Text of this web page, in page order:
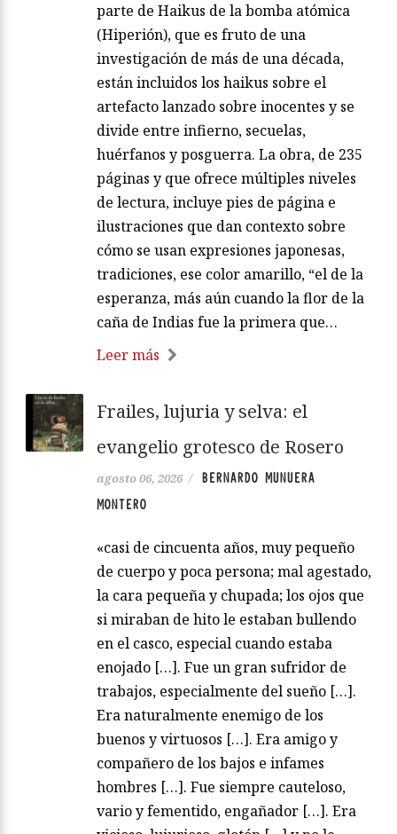
parte de Haikus de la bomba atómica
(Hiperión), que es fruto de una
investigación de más de una década,
están incluidos los haikus sobre el
artefacto lanzado sobre inocentes y se
divide entre infierno, secuelas,
huérfanos y posguerra. La obra, de 235
páginas y que ofrece múltiples niveles
de lectura, incluye pies de página e
ilustraciones que dan contexto sobre
cómo se usan expresiones japonesas,
tradiciones, ese color amarillo, “el de la
esperanza, más aún cuando la flor de la
caña de Indias fue la primera que…
Leer más
Frailes, lujuria y selva: el
evangelio grotesco de Rosero
agosto 06, 2026 /
BERNARDO MUNUERA
MONTERO
«casi de cincuenta años, muy pequeño
de cuerpo y poca persona; mal agestado,
la cara pequeña y chupada; los ojos que
si miraban de hito le estaban bullendo
en el casco, especial cuando estaba
enojado […]. Fue un gran sufridor de
trabajos, especialmente del sueño […].
Era naturalmente enemigo de los
buenos y virtuosos […]. Era amigo y
compañero de los bajos e infames
hombres […]. Fue siempre cauteloso,
vario y fementido, engañador […]. Era